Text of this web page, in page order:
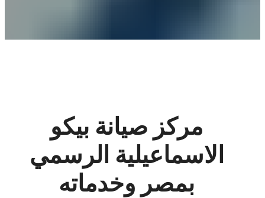
مركز صيانة بيكو
الاسماعيلية الرسمي
بمصر وخدماته